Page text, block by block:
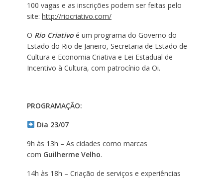
100 vagas e as inscrições podem ser feitas pelo
site: http://riocriativo.com/
O Rio Criativoé um programa do Governo do
Estado do Rio de Janeiro, Secretaria de Estado de
Cultura e Economia Criativa e Lei Estadual de
Incentivo à Cultura, com patrocínio da Oi.
PROGRAMAÇÃO:
Dia 23/07
9h às 13h – As cidades como marcas
com Guilherme Velho.
14h às 18h – Criação de serviços e experiências